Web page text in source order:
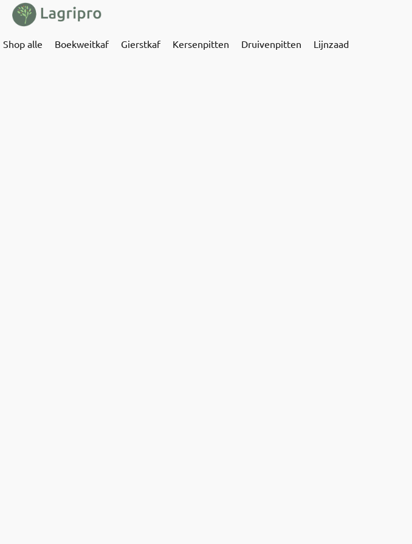
Shop alle Boekweitkaf Gierstkaf Kersenpitten Druivenpitten Lijnzaad